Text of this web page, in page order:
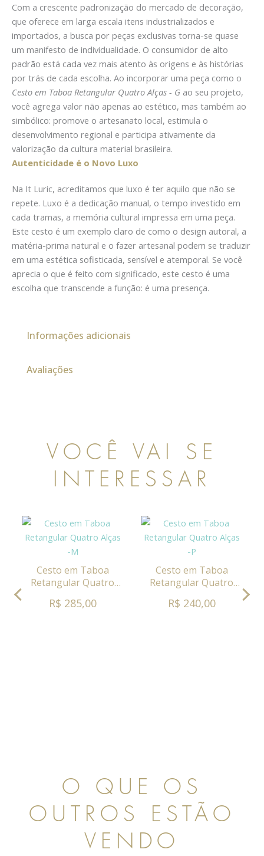
Informações adicionais
Avaliações
Com a crescente padronização do mercado de decoração,
que oferece em larga escala itens industrializados e
importados, a busca por peças exclusivas torna-se quase
um manifesto de individualidade. O consumidor de alto
padrão está cada vez mais atento às origens e às histórias
por trás de cada escolha. Ao incorporar uma peça como o
Cesto em Taboa Retangular Quatro Alças - G ao seu projeto,
você agrega valor não apenas ao estético, mas também ao
simbólico: promove o artesanato local, estimula o
desenvolvimento regional e participa ativamente da
valorização da cultura material brasileira.
Autenticidade é o Novo Luxo
Na It Luric, acreditamos que luxo é ter aquilo que não se
repete. Luxo é a dedicação manual, o tempo investido em
cada tramas, a memória cultural impressa em uma peça.
Este cesto é um exemplo claro de como o design autoral, a
matéria-prima natural e o fazer artesanal podem se traduzir
em uma estética sofisticada, sensível e atemporal. Se você
aprecia o que é feito com significado, este cesto é uma
VOCÊ VAI SE
INTERESSAR
Cesto em Taboa
Retangular Quatro
R$ 285,00
Cesto em Taboa
Retangular Quatro
R$ 240,00
O QUE OS
OUTROS ESTÃO
VENDO